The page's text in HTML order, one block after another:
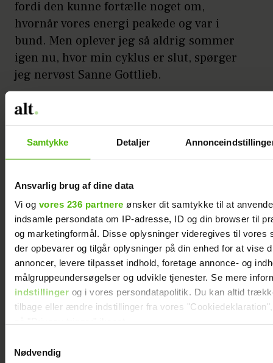
Samtykke Detaljer
Ansvarlig brug af dine data
Vi og vores 236 partnere ønsker dit samtykke til at
indsamle persondata om IP-adresse, ID og din browser til
og marketingformål. Disse oplysninger videregives til vores
der opbevarer og tilgår oplysninger på din enhed for at vise
annoncer, levere tilpasset indhold, foretage annonce- og
målgruppeundersøgelser og udvikle tjenester. Se mere
indstillingerog i vores persondatapolitik. Du kan altid
tilbage eller ændre indstillinger fra vores
Dine valg anvendes på hele websitet.
Nødvendig
menstruationerne, og for andre kan
det være, at blødningsmønstret
ændrer sig meget, at den har svært at
stoppe igen, hvilket vil sige, at der kan
være pletblødninger. Andre oplever, at
Derudover findes et hav af fysiske
symptomer som hedeture, tørre
slimhinder, led og muskelsmerter.
søvn, ængstelighed, indre uro, nedsat
sexlyst og nedsat glæde.
Dorthe Snejberg understreger, at
selvom din menstruation er udeblevet
i ni måneder, kan den godt komme
igen, for kroppen kan lige pludselig
generere en sidste krampetrækning
og menstruere lidt igen og så stoppe.
flere års udeblivelse, skal du gå til
fordi den kunne fortælle noget om,
hvornår vores energi peakede og var i
bund. Men oplever jeg så aldrig sommer
igen nu, hvor min cyklus er slut, spørger
jeg nervøst Sanne Gottlieb.
– Når der ikke er en cyklus, der svinger, så
bliver det lidt mere fladt. Jeg plejer at sige,
at det er lidt mere leverpostej for linsen.
Det kører jævnt, der er ikke mange
Annonce